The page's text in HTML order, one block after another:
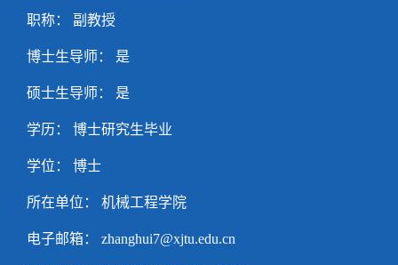
职称： 副教授
博士生导师： 是
硕士生导师： 是
学历： 博士研究生毕业
学位： 博士
所在单位： 机械工程学院
电子邮箱： zhanghui7@xjtu.edu.cn